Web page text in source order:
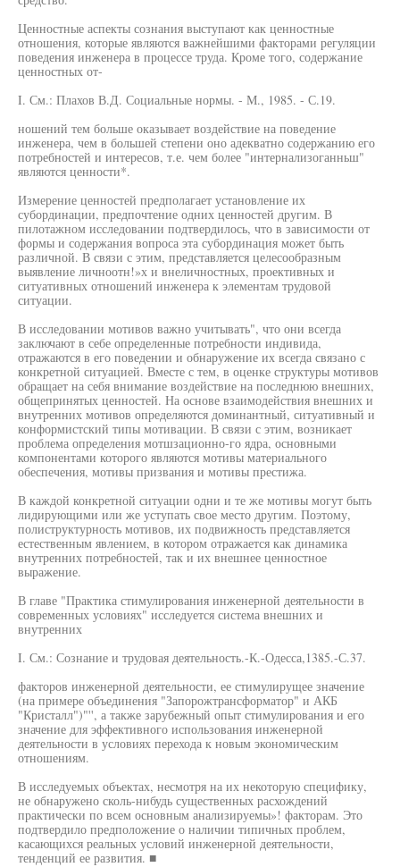
Ценностные аспекты сознания выступают как ценностные
отношения, которые являются важнейшими факторами регуляции
поведения инженера в процессе труда. Кроме того, содержание
ценностных от-
I. См.: Плахов В.Д. Социальные нормы. - М., 1985. - С.19.
ношений тем больше оказывает воздействие на поведение
инженера, чем в большей степени оно адекватно содержанию его
потребностей и интересов, т.е. чем более "интернализоганньш"
являются ценности*.
Измерение ценностей предполагает установление их
субординации, предпочтение одних ценностей другим. В
пилотажном исследовании подтвердилось, что в зависимости от
формы и содержания вопроса эта субординация может быть
различной. В связи с этим, представляется целесообразным
выявление личноотн!»х и внеличностных, проективных и
ситуативных отношений инженера к элементам трудовой
ситуации.
В исследовании мотивов важно учитывать", что они всегда
заключают в себе определенные потребности индивида,
отражаются в его поведении и обнаружение их всегда связано с
конкретной ситуацией. Вместе с тем, в оценке структуры мотивов
обращает на себя внимание воздействие на последнюю внешних,
общепринятых ценностей. На основе взаимодействия внешних и
внутренних мотивов определяются доминантный, ситуативный и
конформистский типы мотивации. В связи с этим, возникает
проблема определения мотшзационно-го ядра, основными
компонентами которого являются мотивы материального
обеспечения, мотивы призвания и мотивы престижа.
В каждой конкретной ситуации одни и те же мотивы могут быть
лидирующими или же уступать свое место другим. Поэтому,
полиструктурность мотивов, их подвижность представляется
естественным явлением, в котором отражается как динамика
внутренних потребностей, так и их внешнее ценностное
выражение.
В главе "Практика стимулирования инженерной деятельности в
современных условиях" исследуется система внешних и
внутренних
I. См.: Сознание и трудовая деятельность.-К.-Одесса,1385.-С.37.
факторов инженерной деятельности, ее стимулирущее значение
(на примере объединения "Запорожтрансформатор" и АКБ
"Кристалл")"'', а также зарубежный опыт стимулирования и его
значение для эффективного использования инженерной
деятельности в условиях перехода к новым экономическим
отношениям.
В исследуемых объектах, несмотря на их некоторую специфику,
не обнаружено сколь-нибудь существенных расхождений
практически по всем основным анализируемы»! факторам. Это
подтвердило предположение о наличии типичных проблем,
касающихся реальных условий инженерной деятельности,
тенденций ее развития. ■